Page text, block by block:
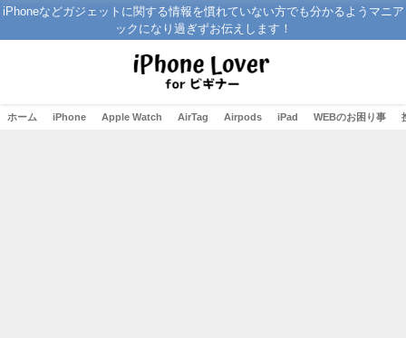
iPhoneなどガジェットに関する情報を慣れていない方でも分かるようマニア
ックになり過ぎずお伝えします！
ホーム iPhone Apple Watch AirTag Airpods iPad WEBのお困り事